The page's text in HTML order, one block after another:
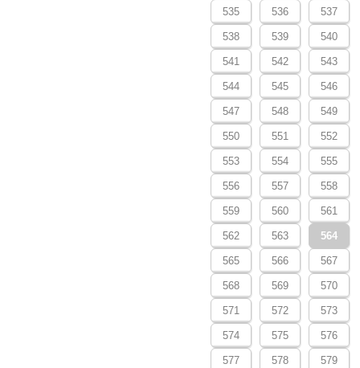
535 536 537
538 539 540
541 542 543
544 545 546
547 548 549
550 551 552
553 554 555
556 557 558
559 560 561
562 563 564
565 566 567
568 569 570
571 572 573
574 575 576
577 578 579